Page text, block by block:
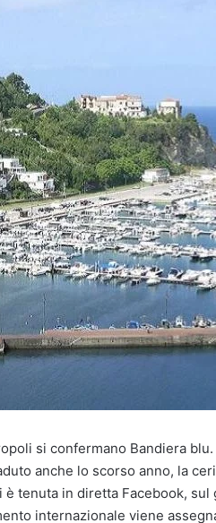
si confermano Bandiera
anche lo scorso anno, la
tenuta in diretta Facebook, sul
internazionale viene